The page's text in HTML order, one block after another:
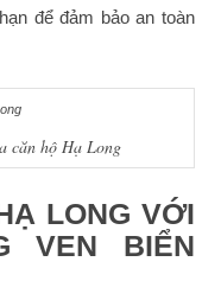
để đảm bảo an toàn
căn hộ Hạ Long
LONG VỚI
VEN BIỂN